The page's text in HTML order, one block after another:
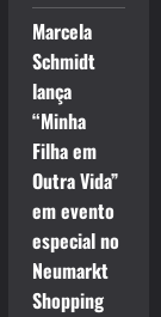
Marcela
Schmidt
lança
“Minha
Filha em
Outra Vida”
em evento
especial no
Neumarkt
Shopping